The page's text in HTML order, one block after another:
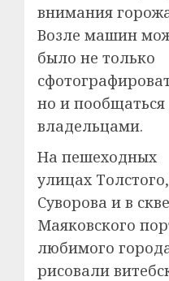
внимания
Возле машин
было не только
но и пообщаться
владельцами.
На пешеходных
улицах Толстого,
Суворова и в
Маяковского
любимого
рисовали